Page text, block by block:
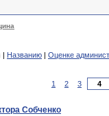
| Названию | Оценке
1 2 3
Собченко